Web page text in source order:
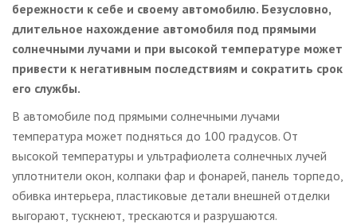
бережности к себе и своему автомобилю. Безусловно,
длительное нахождение автомобиля под прямыми
солнечными лучами и при высокой температуре может
привести к негативным последствиям и сократить срок
его службы.
В автомобиле под прямыми солнечными лучами
температура может подняться до 100 градусов. От
высокой температуры и ультрафиолета солнечных лучей
уплотнители окон, колпаки фар и фонарей, панель торпедо,
обивка интерьера, пластиковые детали внешней отделки
выгорают, тускнеют, трескаются и разрушаются.